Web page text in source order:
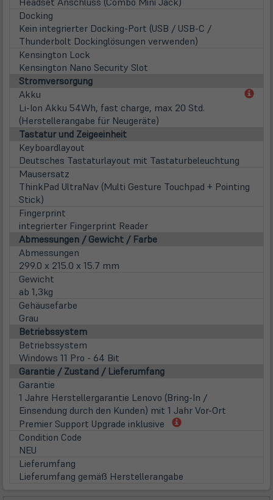
Docking
Kein integrierter Docking-Port (USB / USB-C /
Thunderbolt Dockinglösungen verwenden)
Kensington Lock
Kensington Nano Security Slot
Stromversorgung
Akku
Li-Ion Akku 54Wh, fast charge, max 20 Std.
(Herstellerangabe für Neugeräte)
Tastatur und Zeigeeinheit
Keyboardlayout
Deutsches Tastaturlayout mit Tastaturbeleuchtung
Mausersatz
ThinkPad UltraNav (Multi Gesture Touchpad + Pointing
Stick)
Fingerprint
integrierter Fingerprint Reader
Abmessungen / Gewicht / Farbe
Abmessungen
299.0 x 215.0 x 15.7 mm
Gewicht
ab 1,3kg
Gehäusefarbe
Grau
Betriebssystem
Betriebssystem
Windows 11 Pro - 64 Bit
Garantie / Zustand / Lieferumfang
Garantie
1 Jahre Herstellergarantie Lenovo (Bring-In /
Einsendung durch den Kunden) mit 1 Jahr Vor-Ort
Premier Support Upgrade inklusive
(öffnet
Condition Code
NEU
Lieferumfang
Lieferumfang gemäß Herstellerangabe